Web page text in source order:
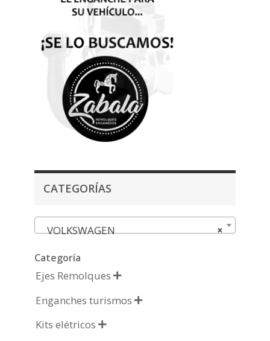
CATEGORÍAS
×
VOLKSWAGEN
Categoría
Ejes Remolques 
Enganches turismos 
Kits elétricos 